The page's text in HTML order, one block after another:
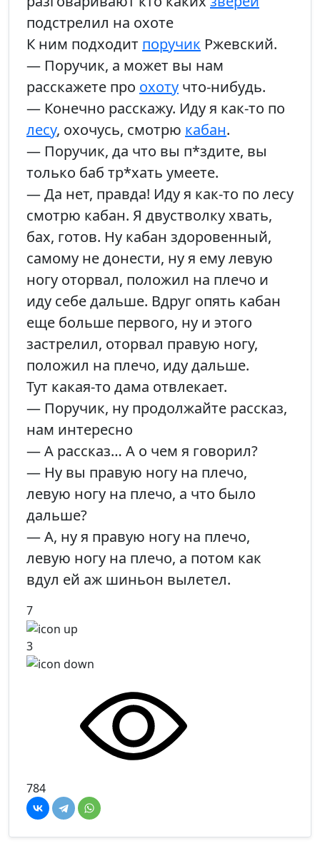
подстрелил на охоте
К ним подходит поручик Ржевский.
— Поручик, а может вы нам
расскажете про охоту что-нибудь.
— Конечно расскажу. Иду я как-то по
лесу, охочусь, смотрю кабан.
— Поручик, да что вы п*здите, вы
только баб тр*хать умеете.
— Да нет, правда! Иду я как-то по лесу
смотрю кабан. Я двустволку хвать,
бах, готов. Ну кабан здоровенный,
самому не донести, ну я ему левую
ногу оторвал, положил на плечо и
иду себе дальше. Вдруг опять кабан
еще больше первого, ну и этого
застрелил, оторвал правую ногу,
положил на плечо, иду дальше.
Тут какая-то дама отвлекает.
— Поручик, ну продолжайте рассказ,
нам интересно
— А рассказ… А о чем я говорил?
— Ну вы правую ногу на плечо,
левую ногу на плечо, а что было
дальше?
— А, ну я правую ногу на плечо,
левую ногу на плечо, а потом как
вдул ей аж шиньон вылетел.
7
3
784